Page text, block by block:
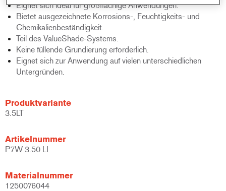
Eignet sich ideal für großflächige Anwendungen.
Bietet ausgezeichnete Korrosions-, Feuchtigkeits- und
Chemikalienbeständigkeit.
Teil des ValueShade-Systems.
Keine füllende Grundierung erforderlich.
Eignet sich zur Anwendung auf vielen unterschiedlichen
Untergründen.
Produktvariante
3.5LT
Artikelnummer
P7W 3.50 LI
Materialnummer
1250076044